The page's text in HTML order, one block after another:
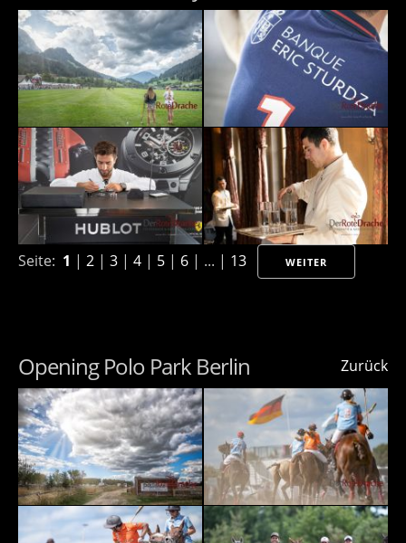
Seite: 1 | 2 | 3 | 4 | 5 | 6 | ... | 13 WEITER
Zurück
Opening Polo Park Berlin